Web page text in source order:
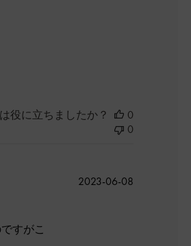
役に立ちましたか？
0
0
すがこ
公
2023-06-08